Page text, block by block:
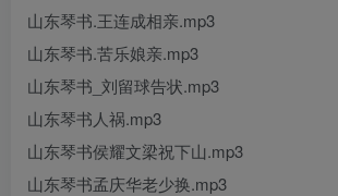
山东琴书.王连成相亲.mp3
山东琴书.苦乐娘亲.mp3
山东琴书_刘留球告状.mp3
山东琴书人祸.mp3
山东琴书侯耀文梁祝下山.mp3
山东琴书孟庆华老少换.mp3